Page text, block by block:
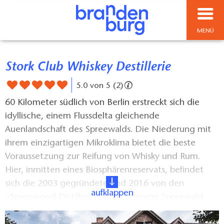
MENÜ
Stork Club Whiskey Destillerie
5.0 von 5 (2)
60 Kilometer südlich von Berlin erstreckt sich die
idyllische, einem Flussdelta gleichende
Auenlandschaft des Spreewalds. Die Niederung mit
ihrem einzigartigen Mikroklima bietet die beste
Voraussetzung zur Reifung von Whisky und Rum.
Hier, inmitten eines Biosphärenreservats, befindet
sich die 2003 gegründete und 2016 von den
»Spreewood Distillers« übernommene Spreewald-
Destillerie im malerischen Dorf Schlepzig. Die
aufklappen